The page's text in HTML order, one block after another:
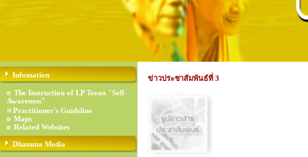
Infomation
The Instruction of LP Teean "Self-
Awareness"
Practitioner's Guideline
Maps
Related Websites
Dhamma Media
ข่าวประชาสัมพันธ์ที่ 3